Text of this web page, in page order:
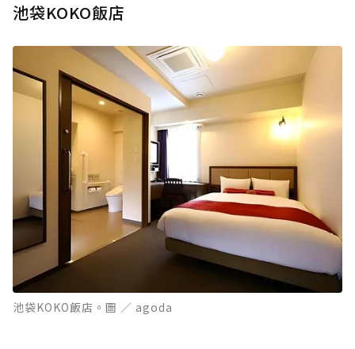
池袋KOKO飯店
池袋KOKO飯店。圖 ／ agoda